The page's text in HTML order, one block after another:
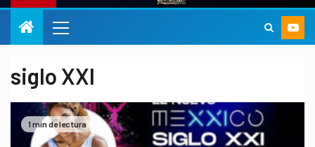
siglo XXI
1 min de lectura